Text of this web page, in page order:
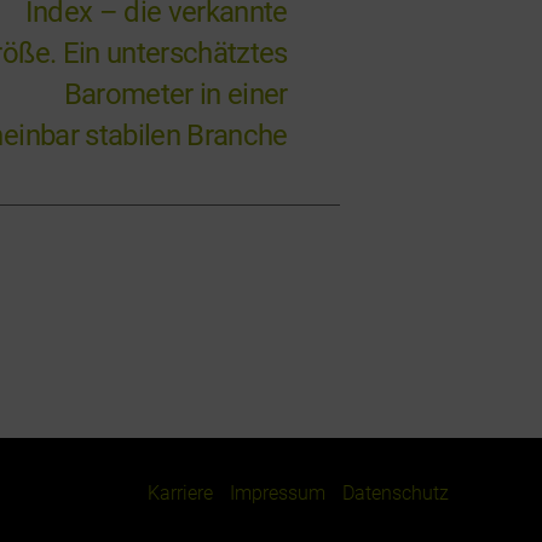
Index – die verkannte
Ein unterschätztes
Barometer in einer
stabilen Branche
Karriere Impressum Datenschutz